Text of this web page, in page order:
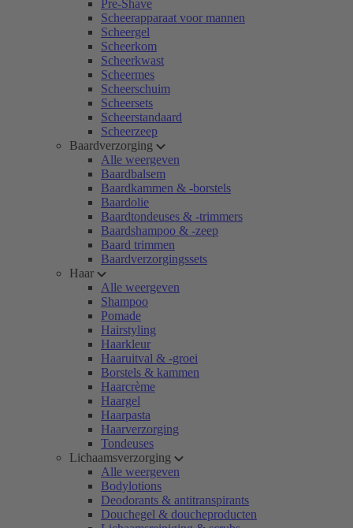
Pre-Shave
Scheerapparaat voor mannen
Scheergel
Scheerkom
Scheerkwast
Scheermes
Scheerschuim
Scheersets
Scheerstandaard
Scheerzeep
Baardverzorging
Alle weergeven
Baardbalsem
Baardkammen & -borstels
Baardolie
Baardtondeuses & -trimmers
Baardshampoo & -zeep
Baard trimmen
Baardverzorgingssets
Haar
Alle weergeven
Shampoo
Pomade
Hairstyling
Haarkleur
Haaruitval & -groei
Borstels & kammen
Haarcrème
Haargel
Haarpasta
Haarverzorging
Tondeuses
Lichaamsverzorging
Alle weergeven
Bodylotions
Deodorants & antitranspirants
Douchegel & doucheproducten